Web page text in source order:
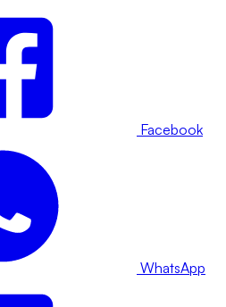
Facebook
WhatsApp